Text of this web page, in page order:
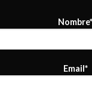
Nombre*
Email*